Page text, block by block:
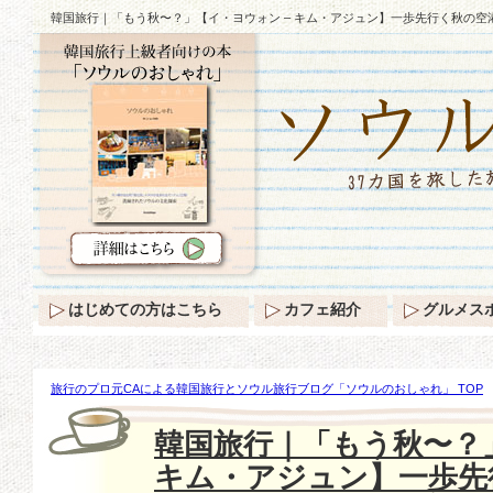
韓国旅行｜「もう秋〜？」【イ・ヨウォン – キム・アジュン】一歩先行く秋の空
旅行のプロ元CAによる韓国旅行とソウル旅行ブログ「ソウルのおしゃれ」 TOP
秋〜？」【イ・ヨウォン – キム・アジュン】一歩先行く秋の空港ファッション♪
韓国旅行｜「もう秋〜
キム・アジュン】一歩
はじめての方はこちら カフェ紹介 グルメス